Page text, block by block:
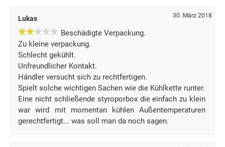
Lukas 30. März 2018
Beschädigte Verpackung.
Zu kleine verpackung.
Schlecht gekühlt.
Unfreundlicher Kontakt.
Händler versucht sich zu rechtfertigen.
Spielt solche wichtigen Sachen wie die Kühlkette runter.
Eine nicht schließende styroporbox die einfach zu klein
war wird mit momentan kühlen Außentemperaturen
gerechtfertigt... was soll man da noch sagen.